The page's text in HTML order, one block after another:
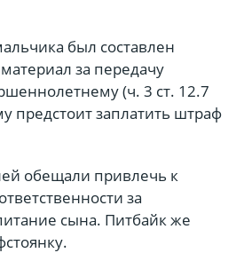
был составлен
за передачу
(ч. 3 ст. 12.7
предстоит заплатить штраф
обещали привлечь к
за
сына. Питбайк же